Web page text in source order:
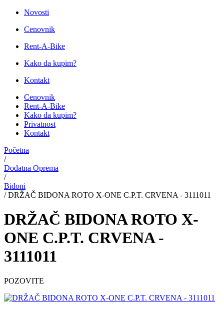
Novosti
Cenovnik
Rent-A-Bike
Kako da kupim?
Kontakt
Cenovnik
Rent-A-Bike
Kako da kupim?
Privatnost
Kontakt
Početna
/
Dodatna Oprema
/
Bidoni
/DRŽAČ BIDONA ROTO X-ONE C.P.T. CRVENA - 3111011
DRŽAČ BIDONA ROTO X-
ONE C.P.T. CRVENA -
3111011
POZOVITE